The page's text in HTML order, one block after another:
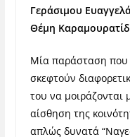
Γεράσιμου
Θέμη
Μία παράσταση που
σκεφτούν
του να μοιράζονται
αίσθηση της
απλώς δυνατά